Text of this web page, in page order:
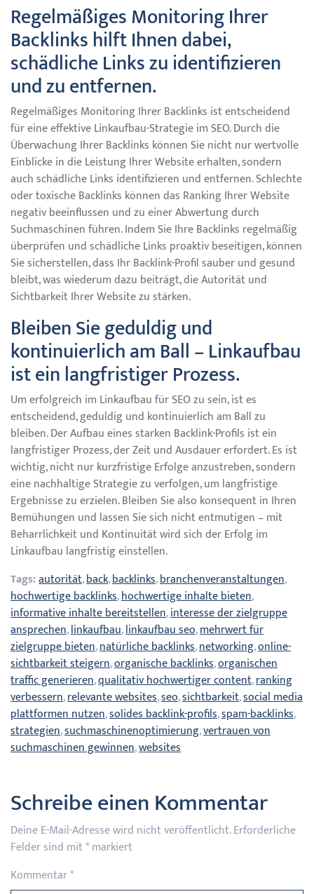
Regelmäßiges Monitoring Ihrer
Backlinks hilft Ihnen dabei,
schädliche Links zu identifizieren
und zu entfernen.
Regelmäßiges Monitoring Ihrer Backlinks ist entscheidend
für eine effektive Linkaufbau-Strategie im SEO. Durch die
Überwachung Ihrer Backlinks können Sie nicht nur wertvolle
Einblicke in die Leistung Ihrer Website erhalten, sondern
auch schädliche Links identifizieren und entfernen. Schlechte
oder toxische Backlinks können das Ranking Ihrer Website
negativ beeinflussen und zu einer Abwertung durch
Suchmaschinen führen. Indem Sie Ihre Backlinks regelmäßig
überprüfen und schädliche Links proaktiv beseitigen, können
Sie sicherstellen, dass Ihr Backlink-Profil sauber und gesund
bleibt, was wiederum dazu beiträgt, die Autorität und
Sichtbarkeit Ihrer Website zu stärken.
Bleiben Sie geduldig und
kontinuierlich am Ball – Linkaufbau
ist ein langfristiger Prozess.
Um erfolgreich im Linkaufbau für SEO zu sein, ist es
entscheidend, geduldig und kontinuierlich am Ball zu
bleiben. Der Aufbau eines starken Backlink-Profils ist ein
langfristiger Prozess, der Zeit und Ausdauer erfordert. Es ist
wichtig, nicht nur kurzfristige Erfolge anzustreben, sondern
eine nachhaltige Strategie zu verfolgen, um langfristige
Ergebnisse zu erzielen. Bleiben Sie also konsequent in Ihren
Bemühungen und lassen Sie sich nicht entmutigen – mit
Beharrlichkeit und Kontinuität wird sich der Erfolg im
Linkaufbau langfristig einstellen.
Tags:autorität,back,backlinks,branchenveranstaltungen,
hochwertige backlinks,hochwertige inhalte bieten,
informative inhalte bereitstellen,interesse der zielgruppe
ansprechen,linkaufbau,linkaufbau seo,mehrwert für
zielgruppe bieten,natürliche backlinks,networking,online-
sichtbarkeit steigern,organische backlinks,organischen
traffic generieren,qualitativ hochwertiger content,ranking
verbessern,relevante websites,seo,sichtbarkeit,social media
plattformen nutzen,solides backlink-profils,spam-backlinks,
strategien,suchmaschinenoptimierung,vertrauen von
suchmaschinen gewinnen,websites
Schreibe einen Kommentar
Deine E-Mail-Adresse wird nicht veröffentlicht.Erforderliche
Felder sind mit*markiert
Kommentar*